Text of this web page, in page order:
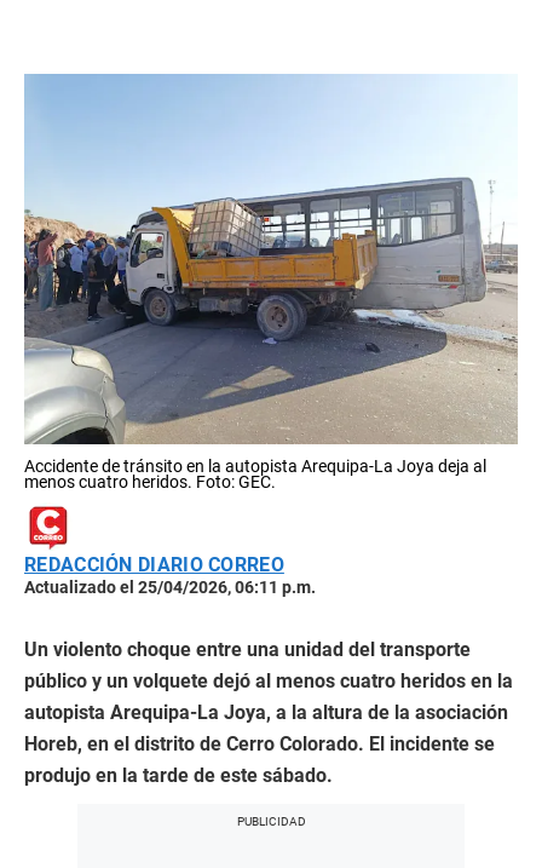
Accidente de tránsito en la autopista Arequipa-La Joya deja al
menos cuatro heridos. Foto: GEC.
REDACCIÓN DIARIO CORREO
Actualizado el 25/04/2026, 06:11 p.m.
Un violento choque entre una unidad del transporte
público y un volquete dejó al menos cuatro heridos en la
autopista Arequipa-La Joya, a la altura de la asociación
Horeb, en el distrito de Cerro Colorado. El incidente se
produjo en la tarde de este sábado.